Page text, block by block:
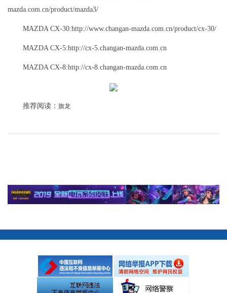
mazda.com.cn/product/mazda3/
MAZDA CX-30:http://www.changan-mazda.com.cn/product/cx-30/
MAZDA CX-5:http://cx-5.changan-mazda.com.cn
MAZDA CX-8:http://cx-8.changan-mazda.com.cn
推荐阅读： 旗龙